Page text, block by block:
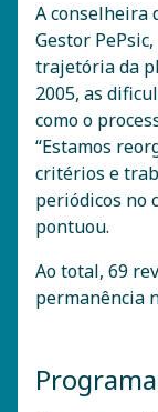
A conselheira
Gestor
trajetória da
2005, as
como o
“Estamos
critérios e
periódicos no
pontuou.
Ao total, 69
permanência